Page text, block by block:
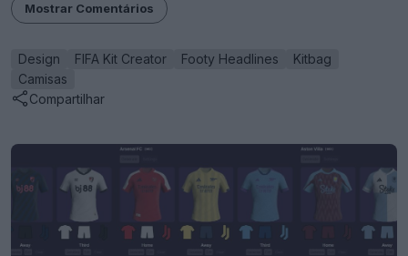
Mostrar Comentários
Design FIFA Kit Creator Footy Headlines
Kitbag
Camisas
Compartilhar